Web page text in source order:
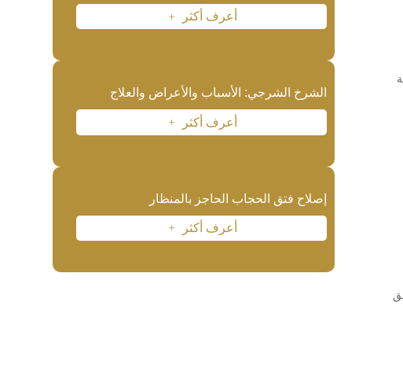
أعرف أكثر L
الشرخ الشرجي: الأسباب والأعراض والعلاج
أعرف أكثر L
إصلاح فتق الحجاب الحاجز بالمنظار
أعرف أكثر L